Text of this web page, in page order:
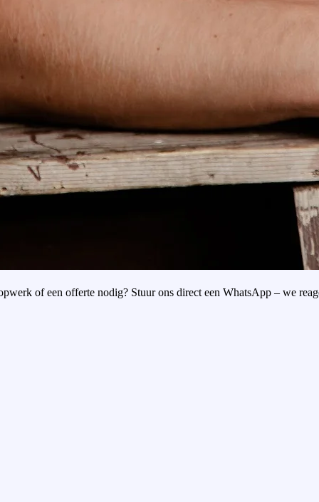
of een offerte nodig? Stuur ons direct een WhatsApp – we